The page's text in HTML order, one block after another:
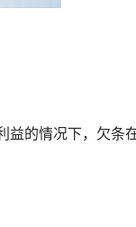
的情况下，欠条